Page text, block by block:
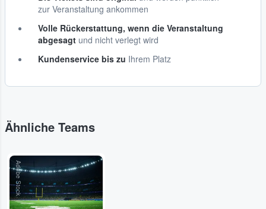
zur Veranstaltung ankommen
Volle Rückerstattung, wenn die Veranstaltung
abgesagt und nicht verlegt wird
Kundenservice bis zu Ihrem Platz
Ähnliche Teams
Adobe Stock